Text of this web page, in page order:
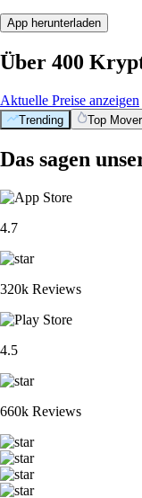
App herunterladen
Über 400
Aktuelle Preise anzeigen
Trending Top
Das sagen
4.7
320k Reviews
4.5
660k Reviews